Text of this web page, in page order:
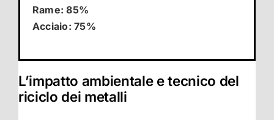
Rame: 85%
Acciaio: 75%
L’impatto ambientale e tecnico del
riciclo dei metalli